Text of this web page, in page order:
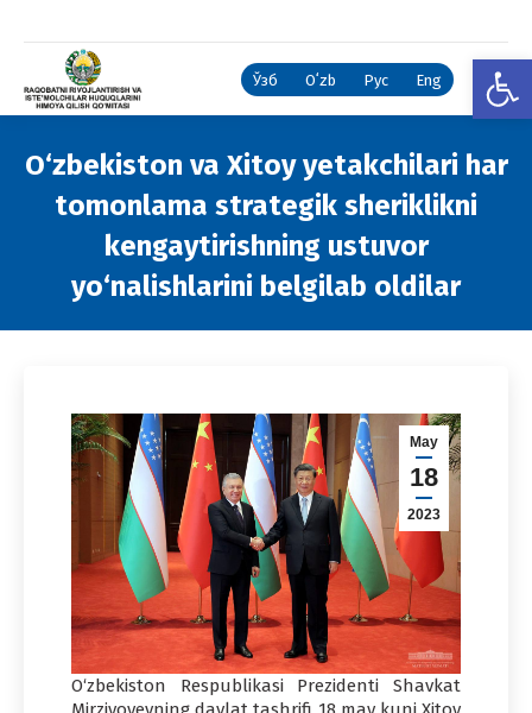
Ўзб Oʻzb Рус Eng
O‘zbekiston va Xitoy yetakchilari har
tomonlama strategik sheriklikni
kengaytirishning ustuvor
yo‘nalishlarini belgilab oldilar
May
18
2023
O‘zbekiston Respublikasi Prezidenti Shavkat